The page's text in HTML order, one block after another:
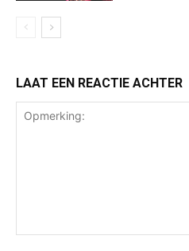
LAAT EEN REACTIE ACHTER